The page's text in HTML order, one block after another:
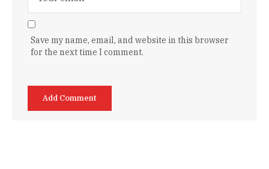
Save my name, email, and website in this browser
for the next time I comment.